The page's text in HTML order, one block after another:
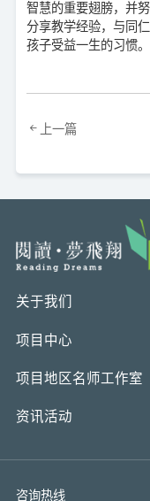
智慧的重要翅膀，并
分享教学经验，与同
孩子受益一生的习惯。
上一篇
关于我们
项目中心
项目地区名师工作室
资讯活动
咨询热线